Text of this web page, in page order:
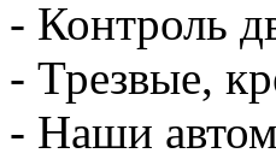
- Контроль
- Трезвые,
- Наши